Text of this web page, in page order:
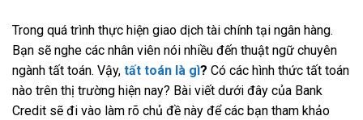
Trong quá trình thực hiện giao dịch tài chính tại ngân hàng.
Bạn sẽ nghe các nhân viên nói nhiều đến thuật ngữ chuyên
ngành tất toán. Vậy, tất toán là gì? Có các hình thức tất toán
nào trên thị trường hiện nay? Bài viết dưới đây của Bank
Credit sẽ đi vào làm rõ chủ đề này để các bạn tham khảo